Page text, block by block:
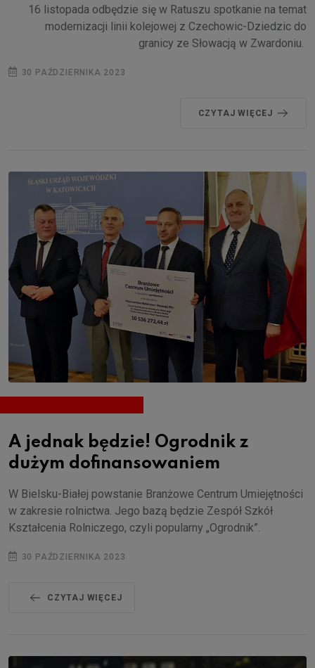
16 listopada odbędzie się w Ratuszu spotkanie na temat
modernizacji linii kolejowej z Czechowic-Dziedzic do
granicy ze Słowacją w Zwardoniu.
30 PAŹDZIERNIKA 2023
CZYTAJ WIĘCEJ
A jednak będzie! Ogrodnik z
dużym dofinansowaniem
W Bielsku-Białej powstanie Branżowe Centrum Umiejętności
w zakresie rolnictwa. Jego bazą będzie Zespół Szkół
Kształcenia Rolniczego, czyli popularny „Ogrodnik”.
30 PAŹDZIERNIKA 2023
CZYTAJ WIĘCEJ